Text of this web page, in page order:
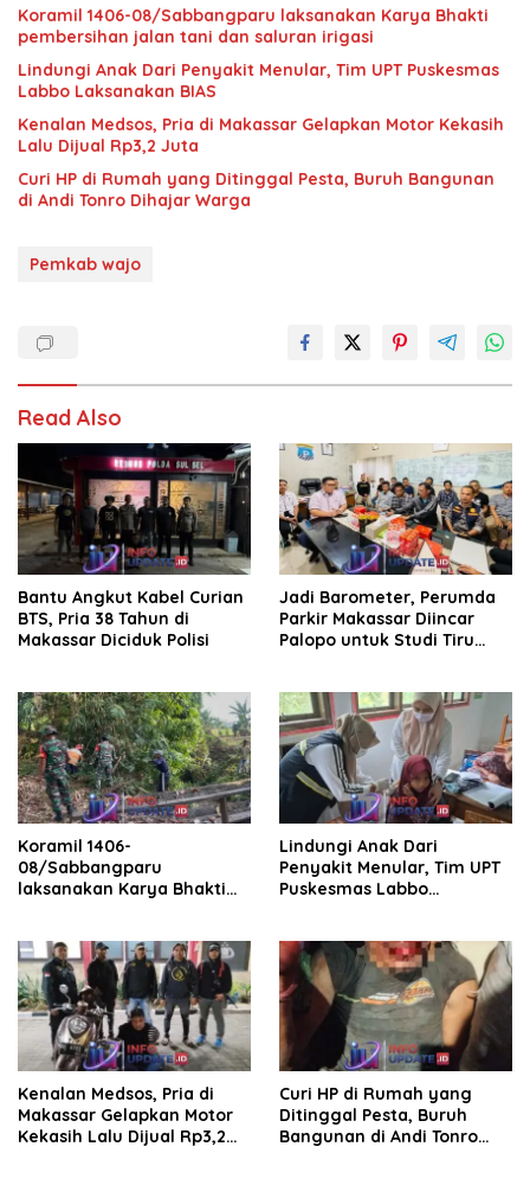
Koramil 1406-08/Sabbangparu laksanakan Karya Bhakti
pembersihan jalan tani dan saluran irigasi
Lindungi Anak Dari Penyakit Menular, Tim UPT Puskesmas
Labbo Laksanakan BIAS
Kenalan Medsos, Pria di Makassar Gelapkan Motor Kekasih
Lalu Dijual Rp3,2 Juta
Curi HP di Rumah yang Ditinggal Pesta, Buruh Bangunan
di Andi Tonro Dihajar Warga
Pemkab wajo
Read Also
Bantu Angkut Kabel Curian
BTS, Pria 38 Tahun di
Makassar Diciduk Polisi
Jadi Barometer, Perumda
Parkir Makassar Diincar
Palopo untuk Studi Tiru
Koramil 1406-
08/Sabbangparu
laksanakan Karya Bhakti
Lindungi Anak Dari
Penyakit Menular, Tim UPT
Puskesmas Labbo
Kenalan Medsos, Pria di
Makassar Gelapkan Motor
Kekasih Lalu Dijual Rp3,2
Curi HP di Rumah yang
Ditinggal Pesta, Buruh
Bangunan di Andi Tonro